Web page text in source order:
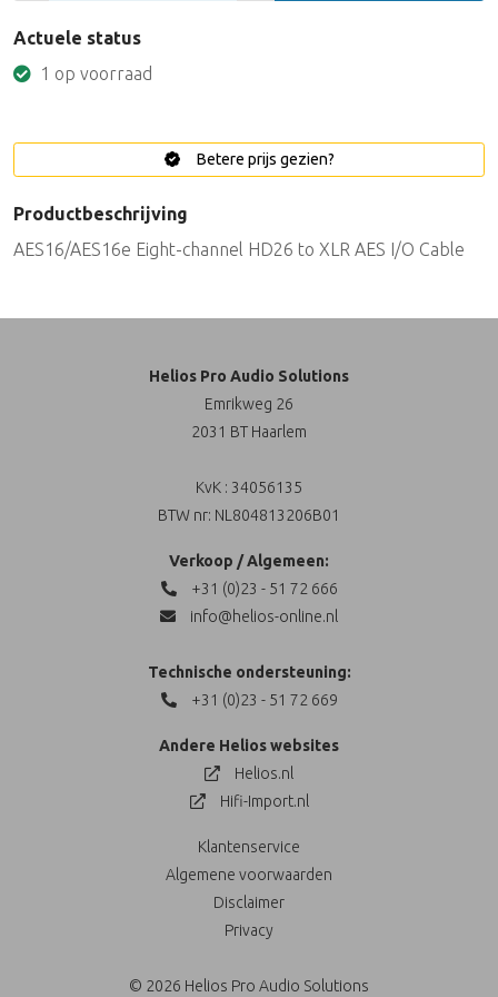
Actuele status
1 op voorraad
Betere prijs gezien?
Productbeschrijving
AES16/AES16e Eight-channel HD26 to XLR AES I/O Cable
Helios Pro Audio Solutions
Emrikweg 26
2031 BT Haarlem
KvK : 34056135
BTW nr: NL804813206B01
Verkoop / Algemeen:
+31 (0)23 - 51 72 666
info@helios-online.nl
Technische ondersteuning:
+31 (0)23 - 51 72 669
Andere Helios websites
Helios.nl
Hifi-Import.nl
Klantenservice
Algemene voorwaarden
Disclaimer
Privacy
© 2026 Helios Pro Audio Solutions